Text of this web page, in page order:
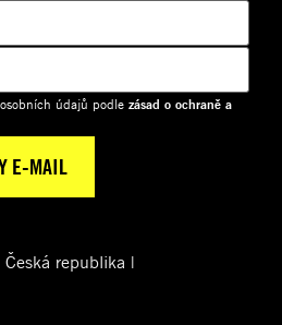
údajů podle zásad o ochraně a
republika |